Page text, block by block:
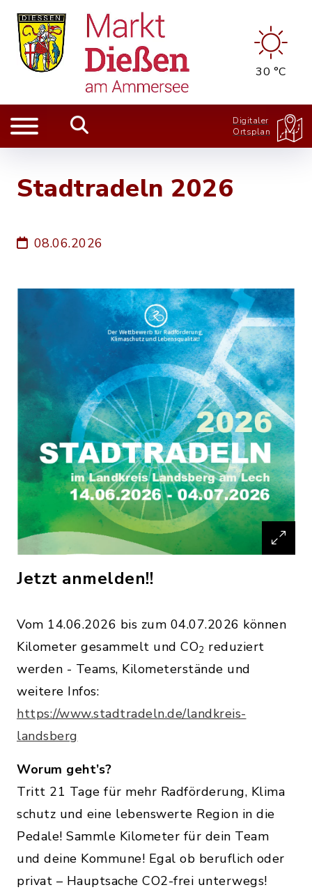
30 °C
Digitaler
Ortsplan
Stadtradeln 2026
08.06.2026
Jetzt anmelden!!
Vom 14.06.2026 bis zum 04.07.2026 können
Kilometer gesammelt und CO2 reduziert
werden - Teams, Kilometerstände und
weitere Infos:
https://www.stadtradeln.de/landkreis-
landsberg
Worum geht’s?
Tritt 21 Tage für mehr Radförderung, Klima
schutz und eine lebenswerte Region in die
Pedale! Sammle Kilometer für dein Team
und deine Kommune! Egal ob beruflich oder
privat – Hauptsache CO2-frei unterwegs!